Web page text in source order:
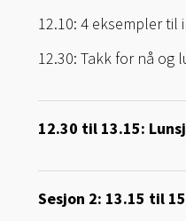
12.10: 4 eksempler
12.30: Takk for nå og
12.30 til 13.15: Lunsj
Sesjon 2: 13.15 til